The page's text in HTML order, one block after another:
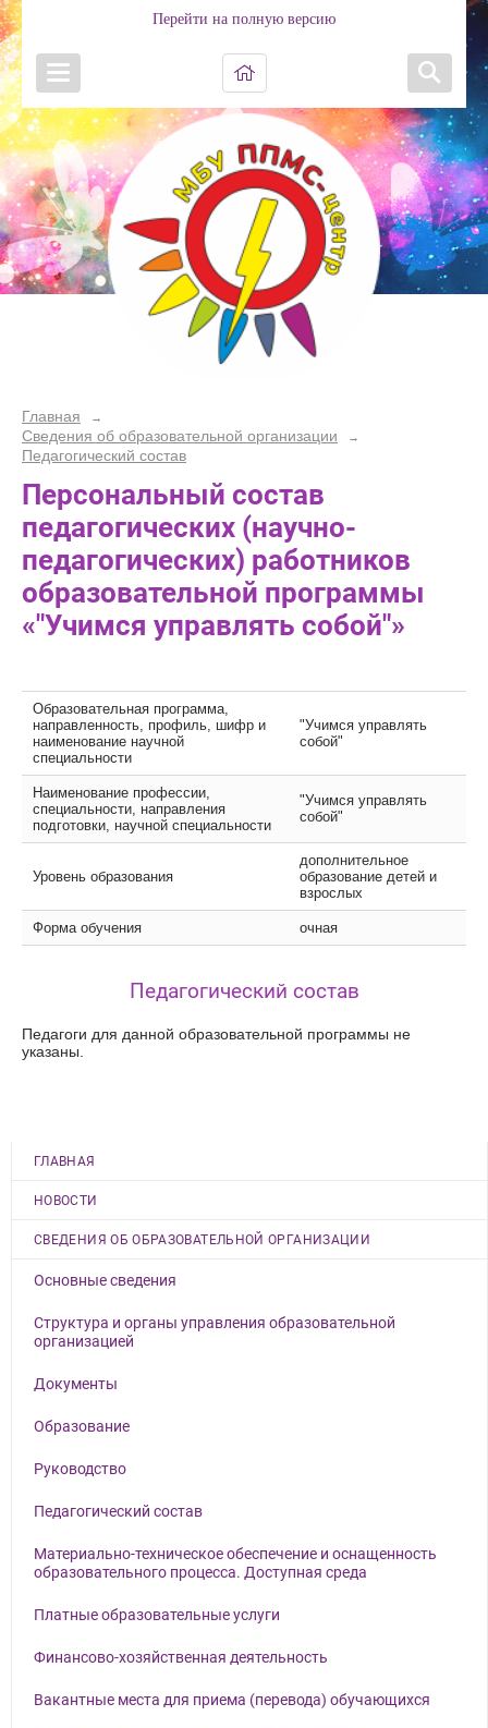
Перейти на полную версию
Главная →
Сведения об образовательной организации →
Педагогический состав
Персональный состав
педагогических (научно-
педагогических) работников
образовательной программы
«"Учимся управлять собой"»
Образовательная программа,
направленность, профиль, шифр и
наименование научной
специальности
"Учимся управлять
собой"
Наименование профессии,
специальности, направления
подготовки, научной специальности
"Учимся управлять
собой"
Уровень образования
дополнительное
образование детей и
взрослых
Форма обучения очная
Педагогический состав
Педагоги для данной образовательной программы не
указаны.
ГЛАВНАЯ
НОВОСТИ
СВЕДЕНИЯ ОБ ОБРАЗОВАТЕЛЬНОЙ ОРГАНИЗАЦИИ
Основные сведения
Структура и органы управления образовательной
организацией
Документы
Образование
Руководство
Педагогический состав
Материально-техническое обеспечение и оснащенность
образовательного процесса. Доступная среда
Платные образовательные услуги
Финансово-хозяйственная деятельность
Вакантные места для приема (перевода) обучающихся